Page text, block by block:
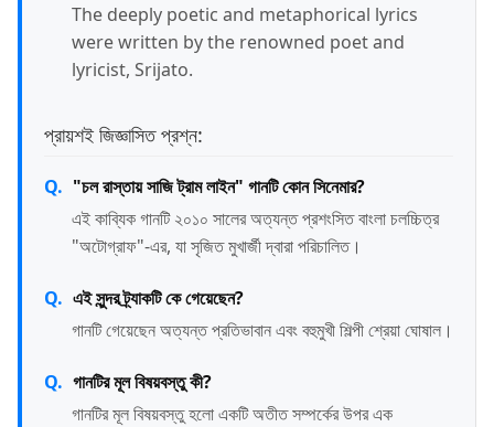
The deeply poetic and metaphorical lyrics
were written by the renowned poet and
lyricist, Srijato.
প্রায়শই জিজ্ঞাসিত প্রশ্ন:
"চল রাস্তায় সাজি ট্রাম লাইন" গানটি কোন সিনেমার?
এই কাব্যিক গানটি ২০১০ সালের অত্যন্ত প্রশংসিত বাংলা চলচ্চিত্র
"অটোগ্রাফ"-এর, যা সৃজিত মুখার্জী দ্বারা পরিচালিত।
এই সুন্দর ট্র্যাকটি কে গেয়েছেন?
গানটি গেয়েছেন অত্যন্ত প্রতিভাবান এবং বহুমুখী শিল্পী শ্রেয়া ঘোষাল।
গানটির মূল বিষয়বস্তু কী?
গানটির মূল বিষয়বস্তু হলো একটি অতীত সম্পর্কের উপর এক